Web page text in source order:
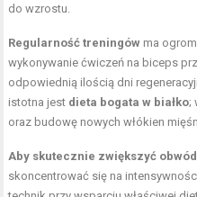
do wzrostu.
Regularność treningów ma
wykonywanie ćwiczeń na biceps
odpowiednią ilością dni
istotna jest dieta bogata w białko;
oraz budowę nowych włókien
Aby skutecznie zwiększyć
skoncentrować się na